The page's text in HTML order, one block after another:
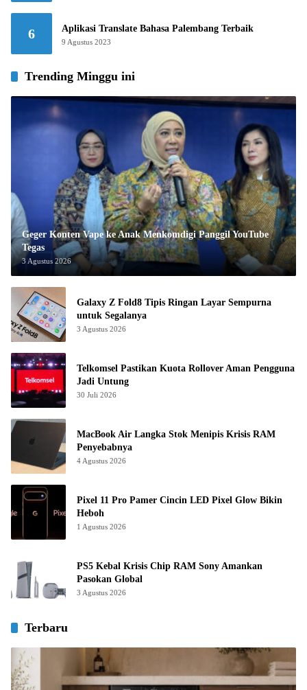
6 Aplikasi Translate Bahasa Palembang Terbaik
9 Agustus 2023
Trending Minggu ini
Geger Konten Vape ke Anak Menkomdigi Panggil YouTube
Tegas
3 Agustus 2026
Galaxy Z Fold8 Tipis Ringan Layar Sempurna
untuk Segalanya
3 Agustus 2026
Telkomsel Pastikan Kuota Rollover Aman Pengguna
Jadi Untung
30 Juli 2026
MacBook Air Langka Stok Menipis Krisis RAM
Penyebabnya
4 Agustus 2026
Pixel 11 Pro Pamer Cincin LED Pixel Glow Bikin
Heboh
1 Agustus 2026
PS5 Kebal Krisis Chip RAM Sony Amankan
Pasokan Global
3 Agustus 2026
Terbaru